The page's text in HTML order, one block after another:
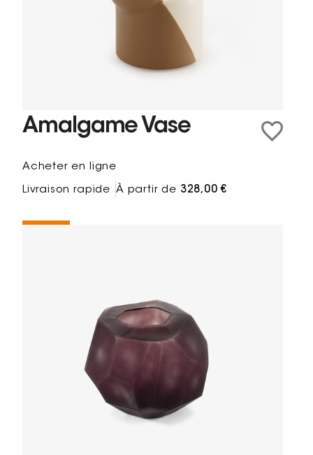
Amalgame Vase
Acheter en ligne
Livraison rapide À partir de 328,00 €